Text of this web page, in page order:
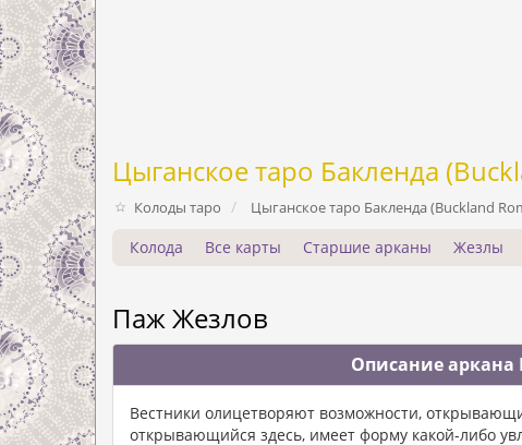
Цыганское таро Бакленда
Колоды таро Цыганское таро Бакленда (Buckland
Колода Все карты Старшие арканы Жезлы
Паж Жезлов
Описание аркана
Вестники олицетворяют возможности,
открывающийся здесь, имеет форму какой-либо